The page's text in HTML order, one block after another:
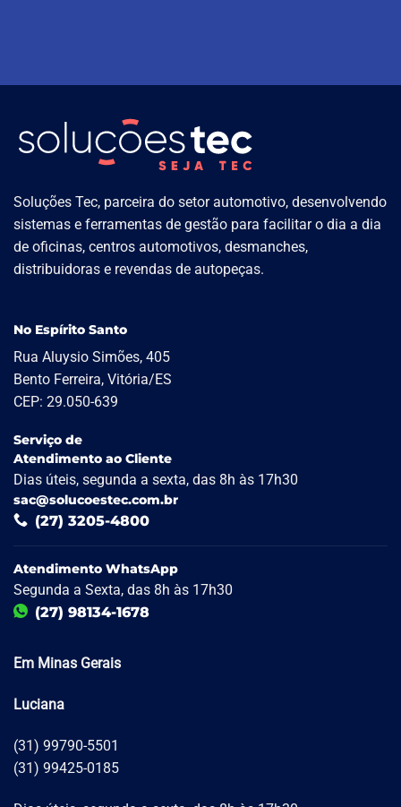
Soluções Tec, parceira do setor automotivo, desenvolvendo
sistemas e ferramentas de gestão para facilitar o dia a dia
de oficinas, centros automotivos, desmanches,
distribuidoras e revendas de autopeças.
No Espírito Santo
Rua Aluysio Simões, 405
Bento Ferreira, Vitória/ES
CEP: 29.050-639
Serviço de
Atendimento ao Cliente
Dias úteis, segunda a sexta, das 8h às 17h30
sac@solucoestec.com.br
(27) 3205-4800
Atendimento WhatsApp
Segunda a Sexta, das 8h às 17h30
(27) 98134-1678
Em Minas Gerais
Luciana
(31) 99790-5501
(31) 99425-0185